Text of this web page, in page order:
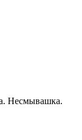
Несмывашка.